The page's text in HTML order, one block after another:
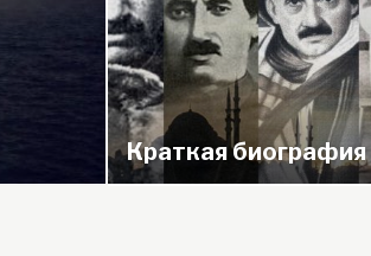
Краткая биография